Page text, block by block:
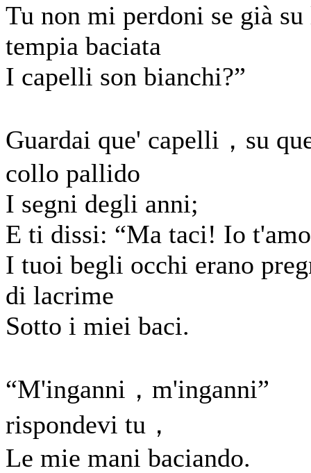
Tu non mi perdoni se già su
tempia baciata
I capelli son bianchi?”
Guardai que' capelli，su
collo pallido
I segni degli anni;
E ti dissi: “Ma taci! Io
I tuoi begli occhi erano
di lacrime
Sotto i miei baci.
“M'inganni，m'inganni”
rispondevi tu，
Le mie mani baciando.